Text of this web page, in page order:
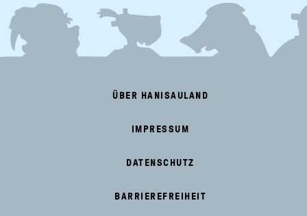
MENU
ÜBER HANISAULAND
IMPRESSUM
DATENSCHUTZ
BARRIEREFREIHEIT